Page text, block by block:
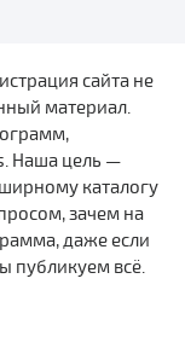
сайта не
материал.
Наша цель —
каталогу
зачем на
даже если
публикуем всё.